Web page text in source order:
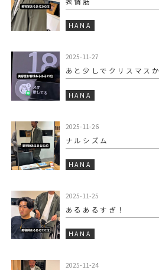
HANA
2025-11-27
あと少しでクリスマスか
HANA
2025-11-26
ナルシズム
HANA
2025-11-25
あるあるすぎ！
HANA
2025-11-24